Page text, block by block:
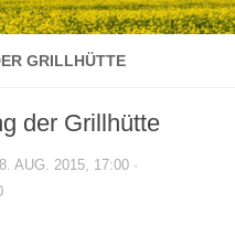
GRILLHÜTTE
der Grillhütte
AUG. 2015, 17:00 ·